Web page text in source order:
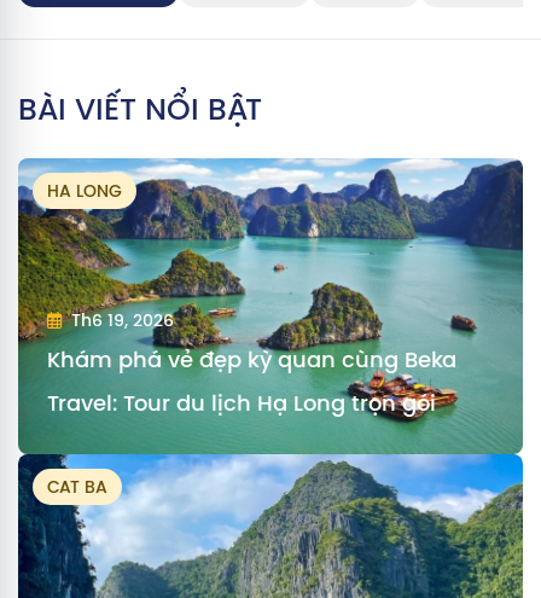
BÀI VIẾT NỔI BẬT
HA LONG
Th6 19, 2026
Khám phá vẻ đẹp kỳ quan cùng Beka
Travel: Tour du lịch Hạ Long trọn gói
CAT BA